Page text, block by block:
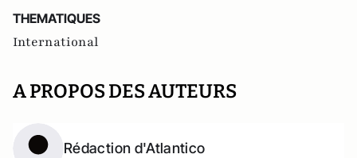
THEMATIQUES
International
A PROPOS DES AUTEURS
Rédaction d'Atlantico